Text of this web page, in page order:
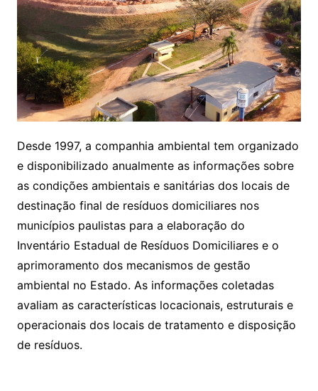
Desde 1997, a companhia ambiental tem organizado
e disponibilizado anualmente as informações sobre
as condições ambientais e sanitárias dos locais de
destinação final de resíduos domiciliares nos
municípios paulistas para a elaboração do
Inventário Estadual de Resíduos Domiciliares e o
aprimoramento dos mecanismos de gestão
ambiental no Estado. As informações coletadas
avaliam as características locacionais, estruturais e
operacionais dos locais de tratamento e disposição
de resíduos.